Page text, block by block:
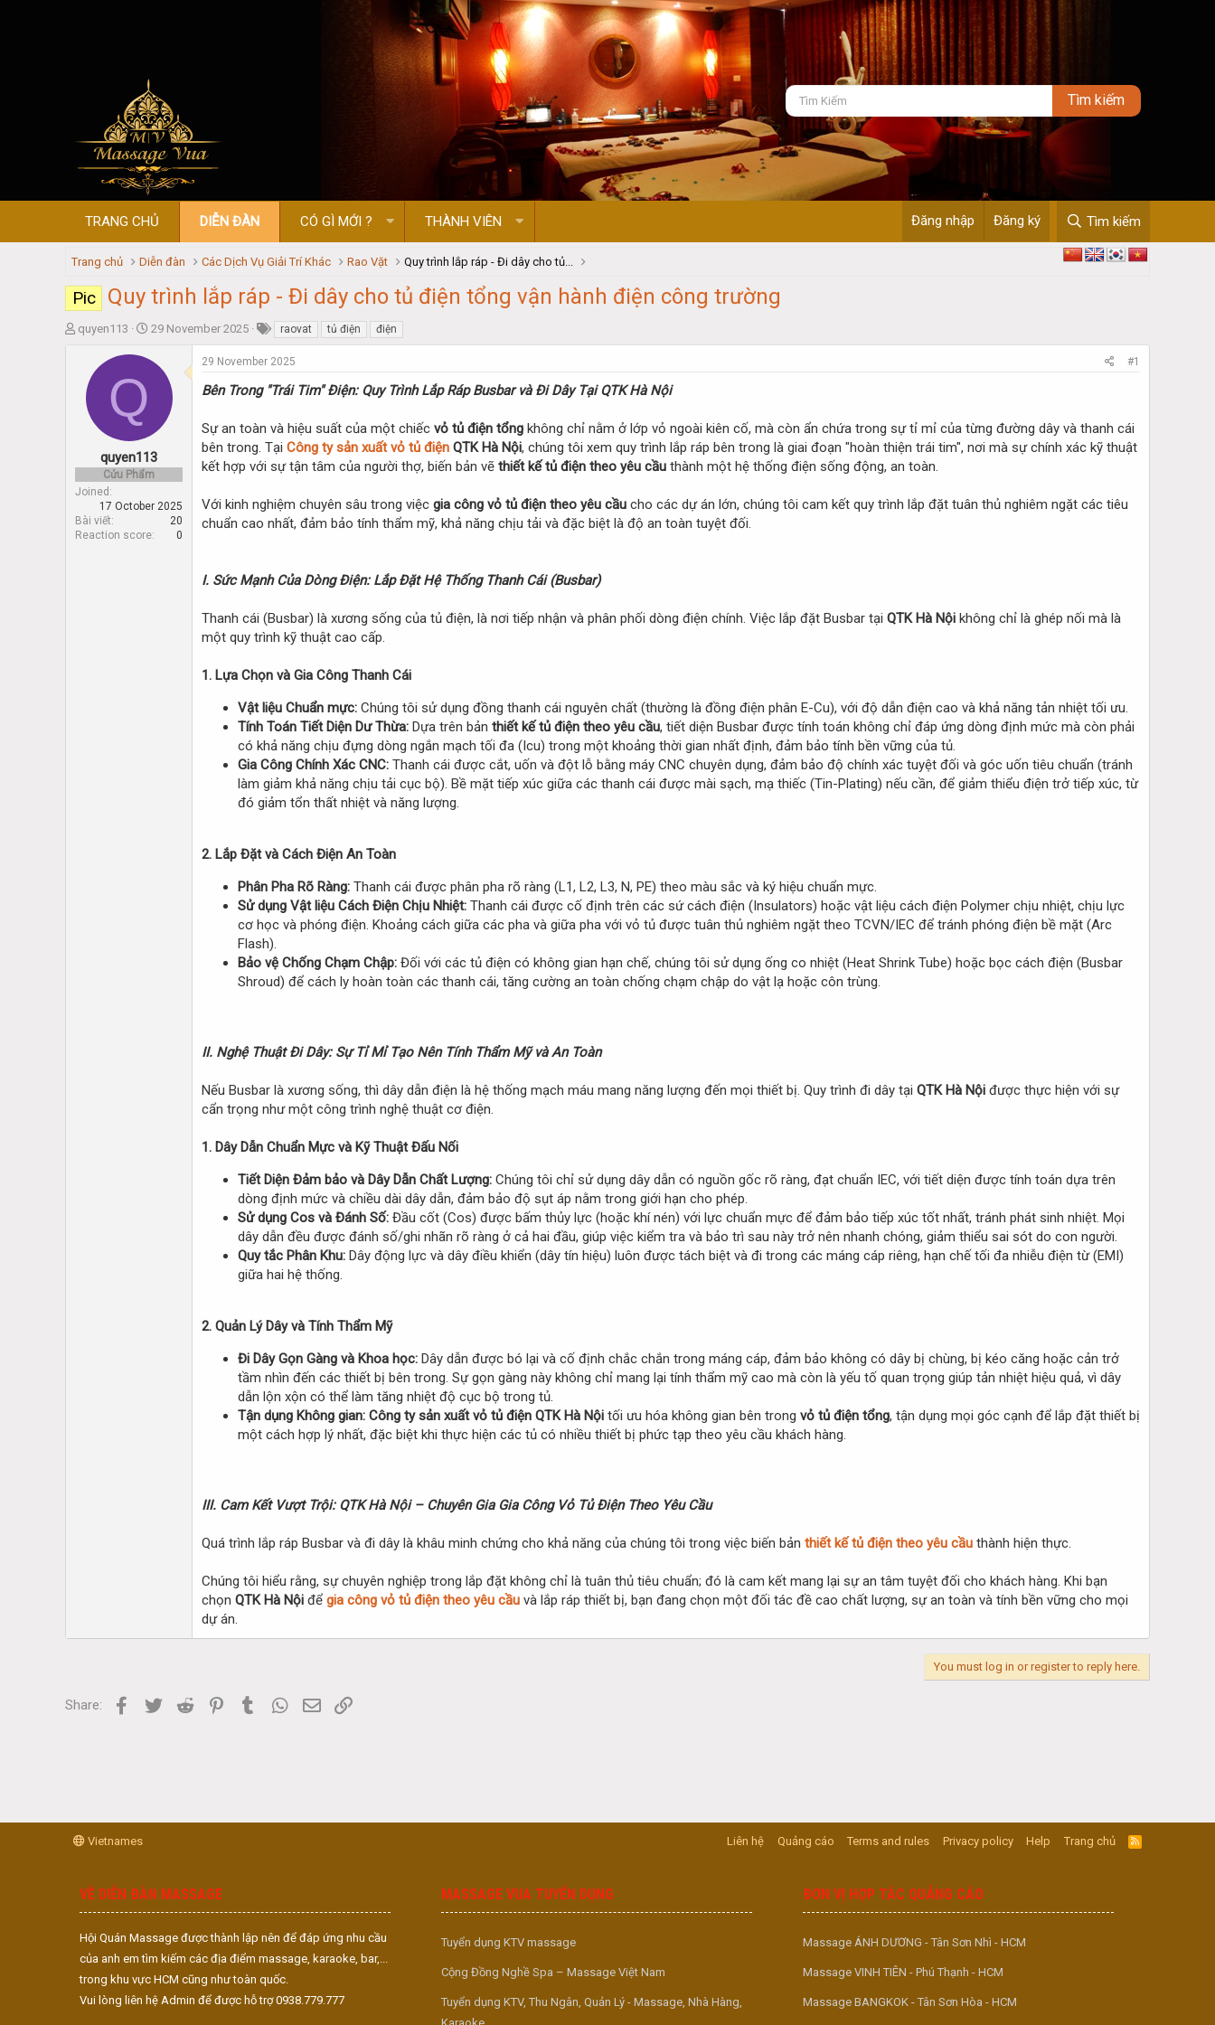
TRANG CHỦ DIỄN ĐÀN CÓ GÌ MỚI ? THÀNH VIÊN Đăng nhập Đăng ký Tìm kiếm
Trang chủ Diễn đàn Các Dịch Vụ Giải Trí Khác Rao Vặt Quy trình lắp ráp - Đi dây cho tủ...
Pic Quy trình lắp ráp - Đi dây cho tủ điện tổng vận hành điện công trường
T
t
r
quyen113
S
a
e
29 November 2025 raovat tủ điện điện
Q
quyen113
Cửu Phẩm
Joined
17 October 2025
Bài viết
20
Reaction score
0
29 November 2025 #1
Bên Trong "Trái Tim" Điện: Quy Trình Lắp Ráp Busbar và Đi Dây Tại QTK Hà Nội
Sự an toàn và hiệu suất của một chiếc vỏ tủ điện tổng không chỉ nằm ở lớp vỏ ngoài kiên cố, mà còn ẩn chứa trong sự tỉ mỉ của từng đường dây và thanh cái
bên trong. Tại Công ty sản xuất vỏ tủ điện QTK Hà Nội, chúng tôi xem quy trình lắp ráp bên trong là giai đoạn "hoàn thiện trái tim", nơi mà sự chính xác kỹ thuật
kết hợp với sự tận tâm của người thợ, biến bản vẽ thiết kế tủ điện theo yêu cầu thành một hệ thống điện sống động, an toàn.
Với kinh nghiệm chuyên sâu trong việc gia công vỏ tủ điện theo yêu cầu cho các dự án lớn, chúng tôi cam kết quy trình lắp đặt tuân thủ nghiêm ngặt các tiêu
chuẩn cao nhất, đảm bảo tính thẩm mỹ, khả năng chịu tải và đặc biệt là độ an toàn tuyệt đối.
I. Sức Mạnh Của Dòng Điện: Lắp Đặt Hệ Thống Thanh Cái (Busbar)
Thanh cái (Busbar) là xương sống của tủ điện, là nơi tiếp nhận và phân phối dòng điện chính. Việc lắp đặt Busbar tại QTK Hà Nội không chỉ là ghép nối mà là
một quy trình kỹ thuật cao cấp.
1. Lựa Chọn và Gia Công Thanh Cái
Vật liệu Chuẩn mực: Chúng tôi sử dụng đồng thanh cái nguyên chất (thường là đồng điện phân E-Cu), với độ dẫn điện cao và khả năng tản nhiệt tối ưu.
Tính Toán Tiết Diện Dư Thừa: Dựa trên bản thiết kế tủ điện theo yêu cầu, tiết diện Busbar được tính toán không chỉ đáp ứng dòng định mức mà còn phải
có khả năng chịu đựng dòng ngắn mạch tối đa (Icu) trong một khoảng thời gian nhất định, đảm bảo tính bền vững của tủ.
Gia Công Chính Xác CNC: Thanh cái được cắt, uốn và đột lỗ bằng máy CNC chuyên dụng, đảm bảo độ chính xác tuyệt đối và góc uốn tiêu chuẩn (tránh
làm giảm khả năng chịu tải cục bộ). Bề mặt tiếp xúc giữa các thanh cái được mài sạch, mạ thiếc (Tin-Plating) nếu cần, để giảm thiểu điện trở tiếp xúc, từ
đó giảm tổn thất nhiệt và năng lượng.
2. Lắp Đặt và Cách Điện An Toàn
Phân Pha Rõ Ràng: Thanh cái được phân pha rõ ràng (L1, L2, L3, N, PE) theo màu sắc và ký hiệu chuẩn mực.
Sử dụng Vật liệu Cách Điện Chịu Nhiệt: Thanh cái được cố định trên các sứ cách điện (Insulators) hoặc vật liệu cách điện Polymer chịu nhiệt, chịu lực
cơ học và phóng điện. Khoảng cách giữa các pha và giữa pha với vỏ tủ được tuân thủ nghiêm ngặt theo TCVN/IEC để tránh phóng điện bề mặt (Arc
Flash).
Bảo vệ Chống Chạm Chập: Đối với các tủ điện có không gian hạn chế, chúng tôi sử dụng ống co nhiệt (Heat Shrink Tube) hoặc bọc cách điện (Busbar
Shroud) để cách ly hoàn toàn các thanh cái, tăng cường an toàn chống chạm chập do vật lạ hoặc côn trùng.
II. Nghệ Thuật Đi Dây: Sự Tỉ Mỉ Tạo Nên Tính Thẩm Mỹ và An Toàn
Nếu Busbar là xương sống, thì dây dẫn điện là hệ thống mạch máu mang năng lượng đến mọi thiết bị. Quy trình đi dây tại QTK Hà Nội được thực hiện với sự
cẩn trọng như một công trình nghệ thuật cơ điện.
1. Dây Dẫn Chuẩn Mực và Kỹ Thuật Đấu Nối
Tiết Diện Đảm bảo và Dây Dẫn Chất Lượng: Chúng tôi chỉ sử dụng dây dẫn có nguồn gốc rõ ràng, đạt chuẩn IEC, với tiết diện được tính toán dựa trên
dòng định mức và chiều dài dây dẫn, đảm bảo độ sụt áp nằm trong giới hạn cho phép.
Sử dụng Cos và Đánh Số: Đầu cốt (Cos) được bấm thủy lực (hoặc khí nén) với lực chuẩn mực để đảm bảo tiếp xúc tốt nhất, tránh phát sinh nhiệt. Mọi
dây dẫn đều được đánh số/ghi nhãn rõ ràng ở cả hai đầu, giúp việc kiểm tra và bảo trì sau này trở nên nhanh chóng, giảm thiểu sai sót do con người.
Quy tắc Phân Khu: Dây động lực và dây điều khiển (dây tín hiệu) luôn được tách biệt và đi trong các máng cáp riêng, hạn chế tối đa nhiễu điện từ (EMI)
giữa hai hệ thống.
2. Quản Lý Dây và Tính Thẩm Mỹ
Đi Dây Gọn Gàng và Khoa học: Dây dẫn được bó lại và cố định chắc chắn trong máng cáp, đảm bảo không có dây bị chùng, bị kéo căng hoặc cản trở
tầm nhìn đến các thiết bị bên trong. Sự gọn gàng này không chỉ mang lại tính thẩm mỹ cao mà còn là yếu tố quan trọng giúp tản nhiệt hiệu quả, vì dây
dẫn lộn xộn có thể làm tăng nhiệt độ cục bộ trong tủ.
Tận dụng Không gian: Công ty sản xuất vỏ tủ điện QTK Hà Nội tối ưu hóa không gian bên trong vỏ tủ điện tổng, tận dụng mọi góc cạnh để lắp đặt thiết bị
một cách hợp lý nhất, đặc biệt khi thực hiện các tủ có nhiều thiết bị phức tạp theo yêu cầu khách hàng.
III. Cam Kết Vượt Trội: QTK Hà Nội – Chuyên Gia Gia Công Vỏ Tủ Điện Theo Yêu Cầu
Quá trình lắp ráp Busbar và đi dây là khâu minh chứng cho khả năng của chúng tôi trong việc biến bản thiết kế tủ điện theo yêu cầu thành hiện thực.
Chúng tôi hiểu rằng, sự chuyên nghiệp trong lắp đặt không chỉ là tuân thủ tiêu chuẩn; đó là cam kết mang lại sự an tâm tuyệt đối cho khách hàng. Khi bạn
chọn QTK Hà Nội để gia công vỏ tủ điện theo yêu cầu và lắp ráp thiết bị, bạn đang chọn một đối tác đề cao chất lượng, sự an toàn và tính bền vững cho mọi
dự án.
You must log in or register to reply here.
Share: Facebook
Twitter Reddit PinterestTumblr WhatsApp
Email
Vietnames Liên hệ Quảng cáo Terms and rules Privacy policy Help Trang chủ
R
S
VỀ DIỄN ĐÀN MASSAGE
Hội Quán Massage được thành lập nên để đáp ứng nhu cầu
của anh em tìm kiếm các địa điểm massage, karaoke, bar,...
trong khu vực HCM cũng như toàn quốc.
Vui lòng liên hệ Admin để được hỗ trợ 0938.779.777
MASSAGE VUA TUYỂN DỤNG
Tuyển dụng KTV massage
Cộng Đồng Nghề Spa – Massage Việt Nam
Tuyển dụng KTV, Thu Ngân, Quản Lý - Massage, Nhà Hàng,
ĐƠN VỊ HỢP TÁC QUẢNG CÁO
Massage ÁNH DƯƠNG - Tân Sơn Nhì - HCM
Massage VINH TIÊN - Phú Thạnh - HCM
Massage BANGKOK - Tân Sơn Hòa - HCM